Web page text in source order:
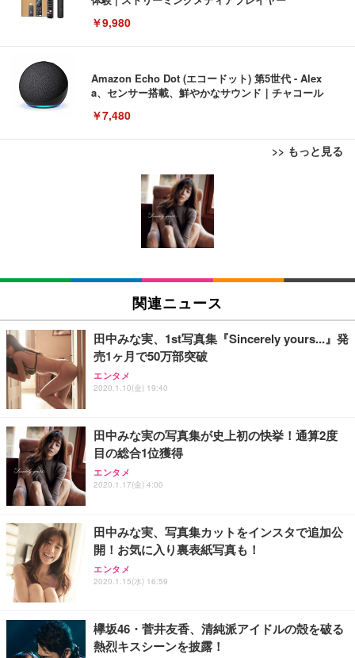
￥9,980
Amazon Echo Dot (エコードット) 第5世代 - Alex
a、センサー搭載、鮮やかなサウンド｜チャコール
￥7,480
>> もっと見る
[EdoErgo] オフィスチェア 椅子 テレワーク 疲れな
い 跳ね上げ式アームレスト コンパクト 約105度ロッ
キング pc 事務椅子 360度回転 座面昇降 強化ナイロ
ン樹脂ベース 通気性メッシュ 在宅ワーク H-WY01
(黒網+黒枠+黒足)
SIHOO B100 オフィスチェア／デスクチェア メッシ
ュチェア 人間工学 疲れない ブラック
￥27,999
Sezlife オフィスチェア デスクチェア 疲れない テレ
ワーク チェア 強化バックレスト 30度ロッキング機
能 人間工学 椅子 腰サポート 90度跳ね上げ式アーム
ョン PCチェア 通気性メッシュ ゲーミング/勉強/事
務用 おしゃれ パソコンチェア (ブラック)
Sezlife オフィスチェア デスクチェア 疲れない テレ
ワーク チェア 強化バックレスト 30度ロッキング機
能 人間工学 椅子 腰サポート 90度跳ね上げ式アーム
務用 おしゃれ パソコンチェア (ホワイト)
ANDWINT オフィスチェア デスクチェア 肘なし メ
ッシュ 通気性 ランバーサポート付き 腰サポート ガ
ス圧無段階昇降 360度回転 キャスター付き コンパク
EIZO ビジネス向けプレミアムモニター | FlexScan
EV3240X-WT | 31.5型4K UHD・USB Type-C・ホワ
EIZO ビジネス向けプレミアムモニター | FlexScan
￥109,572
【純正品】27"ゲーミングモニター DualSense 充電
フック付き（CFI-ZDM1J）
【整備済み品】Dell E2724HS 27インチ 液晶モニタ
ー フルHD（1920×1080）VA 非光沢 HDMI/DisplayP
ort/VGA スピーカー内蔵 高さ調整 スイベル VESA対
【MiniLED/24.5inch/280Hz/FHD】GRAPHT THE S
HOOTER Gaming Monitor 24” Essential ゲーミン
グモニター QD 24.5インチ 1ms FHD 量子ドット 残
Amazonベーシック ペットシーツ 薄型 レギュラー 1
回使い捨て 無香料 ホワイト 300枚
Amazonベーシック ペットシーツ 厚型 ワイド 42枚
x2袋(84枚) ホワイト(吸収面:ライトブルー)
￥3,234
ネオ・ルーライフ ネオ・オムツ L 中型犬用 26枚入
り 単品
Smart Basic(スマートベーシック) 【Amazon.co.jp
限定】 Smart Basic アイリスオーヤマ ペットシーツ
超厚型 お徳用 ワイド 100枚入 (x 1) (ケース販売)
アイリスオーヤマ ペットシーツ 超厚型 お徳用 レギ
ュラー 200枚入【Amazon.co.jp限定】
関連ニュース
田中みな実、1st写真集『Sincerely yours...』発
売1ヶ月で50万部突破
エンタメ
2020.1.10(金) 19:40
田中みな実の写真集が史上初の快挙！通算2度
目の総合1位獲得
エンタメ
2020.1.17(金) 4:00
田中みな実、写真集カットをインスタで追加公
開！お気に入り裏表紙写真も！
エンタメ
2020.1.15(水) 16:59
欅坂46・菅井友香、清純派アイドルの殻を破る
熱烈キスシーンを披露！